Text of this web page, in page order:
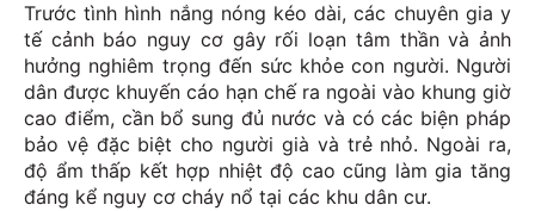
Trước tình hình nắng nóng kéo dài, các chuyên gia y
tế cảnh báo nguy cơ gây rối loạn tâm thần và ảnh
hưởng nghiêm trọng đến sức khỏe con người. Người
dân được khuyến cáo hạn chế ra ngoài vào khung giờ
cao điểm, cần bổ sung đủ nước và có các biện pháp
bảo vệ đặc biệt cho người già và trẻ nhỏ. Ngoài ra,
độ ẩm thấp kết hợp nhiệt độ cao cũng làm gia tăng
đáng kể nguy cơ cháy nổ tại các khu dân cư.